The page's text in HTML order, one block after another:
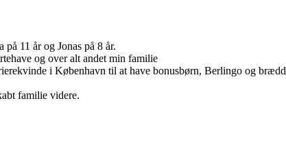
11 år og Jonas på 8 år.
og over alt andet min familie
i København til at have bonusbørn, Berlingo og
familie videre.